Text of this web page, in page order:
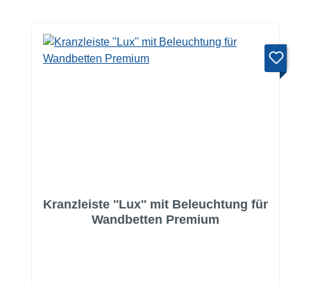
Kranzleiste ''Lux'' mit Beleuchtung für
Wandbetten Premium